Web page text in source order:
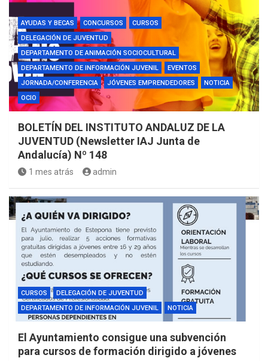
AYUDAS Y BECAS CONCURSOS
CURSOS
DELEGACIÓN DE JUVENTUD
DEPARTAMENTO DE ANIMACIÓN SOCIOCULTURAL
DEPARTAMENTO DE INFORMACIÓN JUVENIL
EVENTOS
JORNADA/CONFERENCIA
JÓVENES EMPRENDEDORES
NOTICIA
OCIO
BOLETÍN DEL INSTITUTO ANDALUZ DE LA
JUVENTUD (Newsletter IAJ Junta de
Andalucía) Nº 148
1 mes atrás admin
CURSOS
DELEGACIÓN DE JUVENTUD
DEPARTAMENTO DE INFORMACIÓN JUVENIL
NOTICIA
El Ayuntamiento consigue una subvención
para cursos de formación dirigido a jóvenes